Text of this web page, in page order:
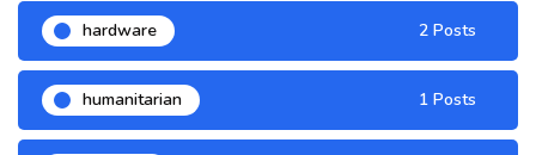
hardware 2 Posts
humanitarian 1 Posts